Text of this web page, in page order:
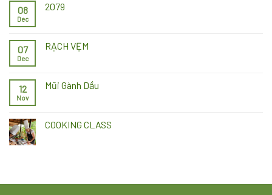
08
Dec
2079
07
Dec
RẠCH VẸM
12
Nov
Mũi Gành Dầu
COOKING CLASS